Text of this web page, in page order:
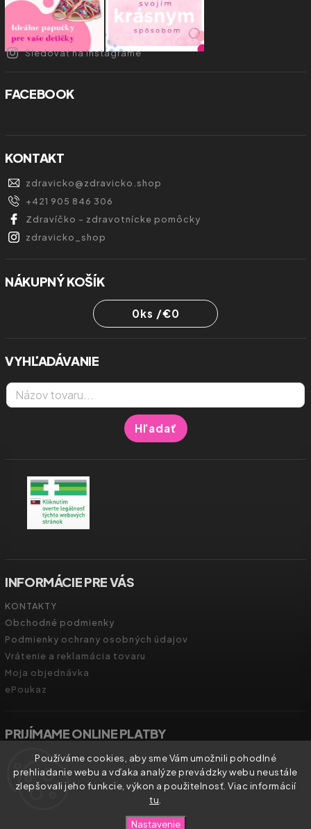
Používáme cookies, aby sme Vám umožnili pohodlné
prehliadanie webu a vďaka analýze prevádzky webu neustále
zlepšovali jeho funkcie, výkon a použitelnosť. Viac informácií
tu
Nastavenie
Sledovať na Instagrame
FACEBOOK
KONTAKT
zdravicko@zdravicko.shop
+421 905 846 306
Zdravíčko - zdravotnícke pomôcky
zdravicko_shop
NÁKUPNÝ KOŠÍK
0ks /€0
VYHĽADÁVANIE
Hľadať
INFORMÁCIE PRE VÁS
KONTAKTY
Obchodné podmienky
Podmienky ochrany osobných údajov
Vrátenie a reklamácia tovaru
Moja objednávka
ePoukaz
PRIJÍMAME ONLINE PLATBY
Zdravíčko.shop. Všetky práva vyhradené.